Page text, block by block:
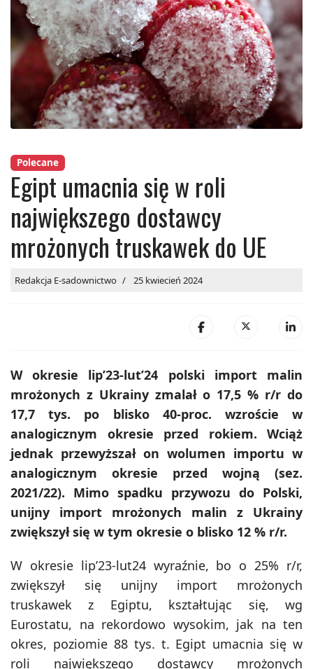
Polecane
Egipt umacnia się w roli
największego dostawcy
mrożonych truskawek do UE
Redakcja E-sadownictwo 25 kwiecień 2024
W okresie lip’23-lut’24 polski import malin
mrożonych z Ukrainy zmalał o 17,5 % r/r do
17,7 tys. po blisko 40-proc. wzroście w
analogicznym okresie przed rokiem. Wciąż
jednak przewyższał on wolumen importu w
analogicznym okresie przed wojną (sez.
2021/22). Mimo spadku przywozu do Polski,
unijny import mrożonych malin z Ukrainy
zwiększył się w tym okresie o blisko 12 % r/r.
W okresie lip’23-lut24 wyraźnie, bo o 25% r/r,
zwiększył się unijny import mrożonych
truskawek z Egiptu, kształtując się, wg
Eurostatu, na rekordowo wysokim, jak na ten
okres, poziomie 88 tys. t. Egipt umacnia się w
roli największego dostawcy mrożonych